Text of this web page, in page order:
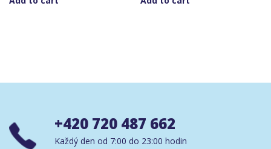
+420 720 487 662
Každý den od 7:00 do 23:00 hodin